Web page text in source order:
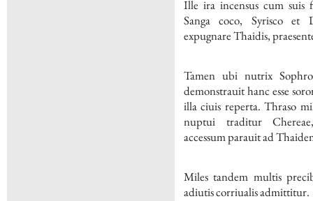
Ille ira incensus cum suis
Sanga coco, Syrisco et
expugnare Thaidis,
Tamen ubi nutrix
demonstrauit hanc esse
illa ciuis reperta. Thraso
nuptui traditur
accessum parauit ad
Miles tandem multis
adiutis corriualis admittitur.